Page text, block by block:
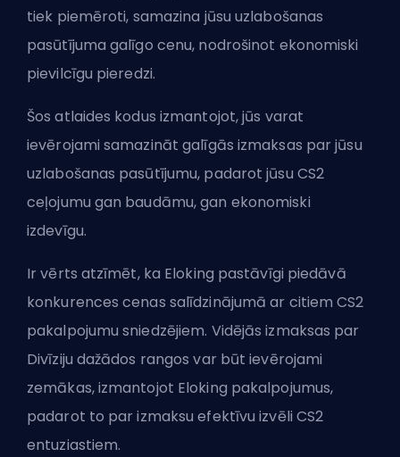
tiek piemēroti, samazina jūsu uzlabošanas
pasūtījuma galīgo cenu, nodrošinot ekonomiski
pievilcīgu pieredzi.
Šos atlaides kodus izmantojot, jūs varat
ievērojami samazināt galīgās izmaksas par jūsu
uzlabošanas pasūtījumu, padarot jūsu CS2
ceļojumu gan baudāmu, gan ekonomiski
izdevīgu.
Ir vērts atzīmēt, ka Eloking pastāvīgi piedāvā
konkurences cenas salīdzinājumā ar citiem CS2
pakalpojumu sniedzējiem. Vidējās izmaksas par
Divīziju dažādos rangos var būt ievērojami
zemākas, izmantojot Eloking pakalpojumus,
padarot to par izmaksu efektīvu izvēli CS2
entuziastiem.